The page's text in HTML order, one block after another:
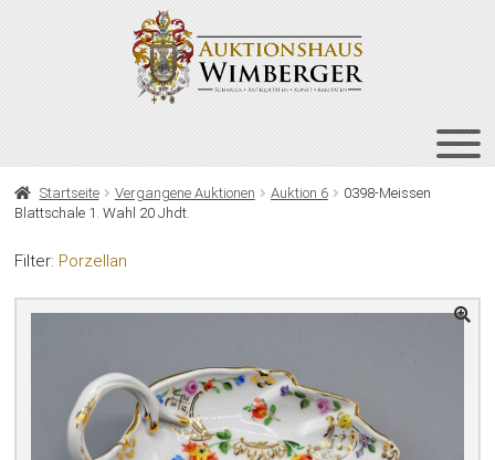
HOME
ÜBER UNS
KONTAKT
Startseite Vergangene Auktionen Auktion 6
0398-Meissen
Blattschale 1. Wahl 20 Jhdt.
Filter: Porzellan